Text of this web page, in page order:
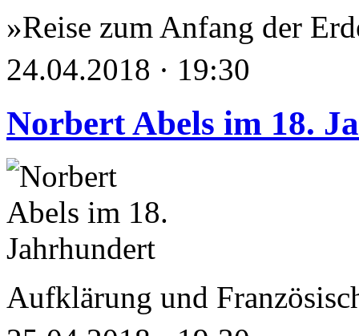
»Reise zum Anfang der
24.04.2018 · 19:30
Norbert Abels im 18.
Aufklärung und